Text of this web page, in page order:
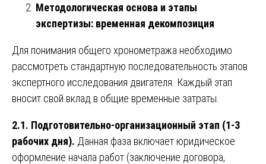
Методологическая основа и этапы
экспертизы: временная декомпозиция
Для понимания общего хронометража необходимо
рассмотреть стандартную последовательность этапов
экспертного исследования двигателя. Каждый этап
вносит свой вклад в общие временные затраты.
2.1. Подготовительно-организационный этап (1-3
рабочих дня). Данная фаза включает юридическое
оформление начала работ (заключение договора,